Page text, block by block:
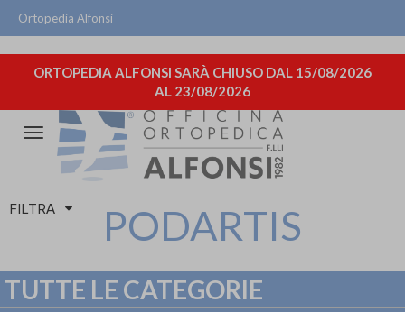
Ortopedia Alfonsi
ORTOPEDIA ALFONSI SARÀ CHIUSO DAL 15/08/2026
AL 23/08/2026
Attiva/disattiva
navigazione
FILTRA PODARTIS
TUTTE LE CATEGORIE